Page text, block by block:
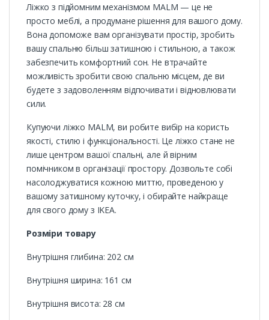
Ліжко з підйомним механізмом MALM — це не
просто меблі, а продумане рішення для вашого дому.
Вона допоможе вам організувати простір, зробить
вашу спальню більш затишною і стильною, а також
забезпечить комфортний сон. Не втрачайте
можливість зробити свою спальню місцем, де ви
будете з задоволенням відпочивати і відновлювати
сили.
Купуючи ліжко MALM, ви робите вибір на користь
якості, стилю і функціональності. Це ліжко стане не
лише центром вашої спальні, але й вірним
помічником в організації простору. Дозвольте собі
насолоджуватися кожною миттю, проведеною у
вашому затишному куточку, і обирайте найкраще
для свого дому з IKEA.
Розміри товару
Внутрішня глибина: 202 см
Внутрішня ширина: 161 см
Внутрішня висота: 28 см